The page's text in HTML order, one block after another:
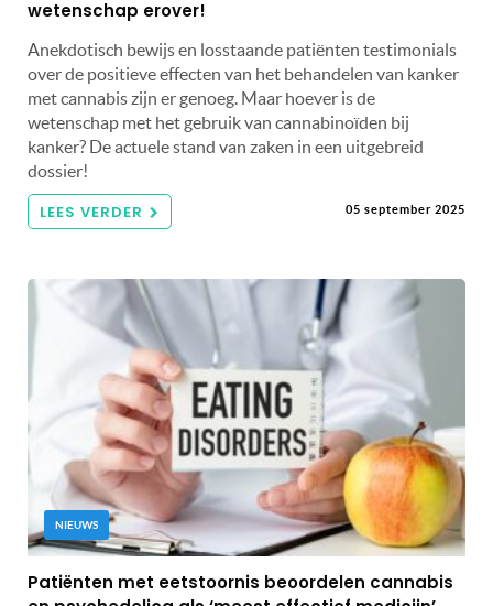
wetenschap erover!
Anekdotisch bewijs en losstaande patiënten testimonials
over de positieve effecten van het behandelen van kanker
met cannabis zijn er genoeg. Maar hoever is de
wetenschap met het gebruik van cannabinoïden bij
kanker? De actuele stand van zaken in een uitgebreid
dossier!
LEES VERDER 05 september 2025
NIEUWS
Patiënten met eetstoornis beoordelen cannabis